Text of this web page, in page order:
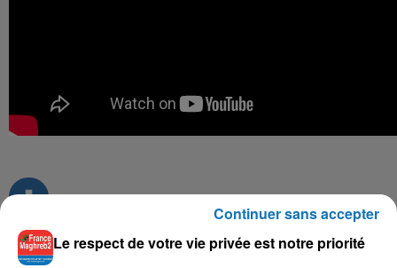
Le respect de votre vie privée est notre priorité
Continuer sans accepter